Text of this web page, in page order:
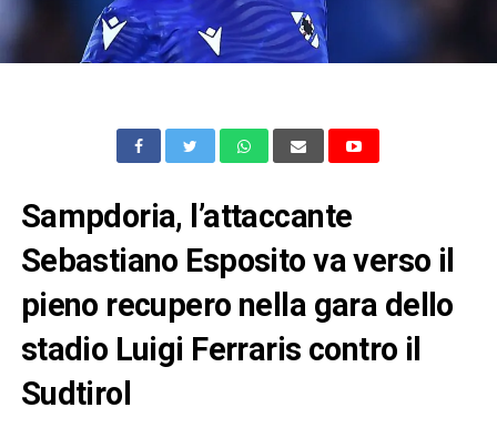
Sampdoria, l’attaccante
Sebastiano Esposito va verso il
pieno recupero nella gara dello
stadio Luigi Ferraris contro il
Sudtirol